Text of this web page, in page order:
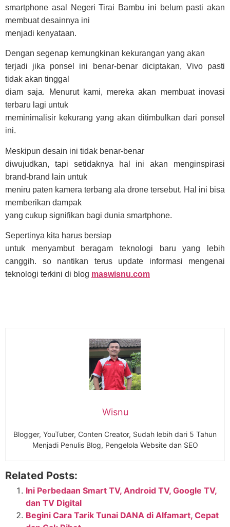
smartphone asal Negeri Tirai Bambu ini belum pasti akan
membuat desainnya ini
menjadi kenyataan.
Dengan segenap kemungkinan kekurangan yang akan
terjadi jika ponsel ini benar-benar diciptakan, Vivo pasti
tidak akan tinggal
diam saja. Menurut kami, mereka akan membuat inovasi
terbaru lagi untuk
meminimalisir kekurang yang akan ditimbulkan dari ponsel
ini.
Meskipun desain ini tidak benar-benar
diwujudkan, tapi setidaknya hal ini akan menginspirasi
brand-brand lain untuk
meniru paten kamera terbang ala drone tersebut. Hal ini bisa
memberikan dampak
yang cukup signifikan bagi dunia smartphone.
Sepertinya kita harus bersiap
untuk menyambut beragam teknologi baru yang lebih
canggih. so nantikan terus update informasi mengenai
teknologi terkini di blog maswisnu.com
Wisnu
Blogger, YouTuber, Conten Creator, Sudah lebih dari 5 Tahun
Menjadi Penulis Blog, Pengelola Website dan SEO
Related Posts:
Ini Perbedaan Smart TV, Android TV, Google TV,
dan TV Digital
Begini Cara Tarik Tunai DANA di Alfamart, Cepat